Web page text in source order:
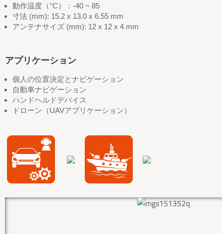
動作温度（°C）：-40 ~ 85
寸法 (mm): 15.2 x 13.0 x 6.55 mm
アンテナサイズ (mm): 12 x 12 x 4 mm
アプリケーション
個人の位置決定とナビゲーション
自動車ナビゲーション
ハンドヘルドデバイス
ドローン（UAVアプリケーション）